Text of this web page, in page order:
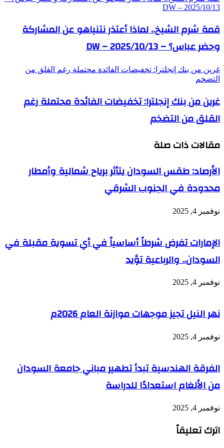
DW – 2025/10/13
قمة شرم الشيخ.. لماذا أعتذر نتنياهو عن المشاركة
وحضر عباس؟ – DW – 2025/10/13
غرين من بنك إنجلترا: تخفيضات الفائدة محتملة رغم القلق من
التضخم
غرين من بنك إنجلترا: تخفيضات الفائدة محتملة رغم
القلق من التضخم
مقالات ذات صلة
الأرصاد: طقس السودان يتأثر برياح شمالية وأمطار
محدودة في الجنوب الشرقي
نوفمبر 4, 2025
الإمارات تفرض شرطاً أساسياً في أي تسوية مقبلة في
السودان.. والرباعية تؤيد
نوفمبر 4, 2025
نهر النيل تجيز موجهات موازنة العام 2026م
نوفمبر 4, 2025
الفرقة الهندسية تبدأ تطهير مباني جامعة السودان
من الألغام استعدادًا للدراسة
نوفمبر 4, 2025
اترك تعليقاً